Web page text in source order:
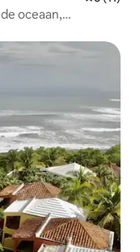
oceaan,